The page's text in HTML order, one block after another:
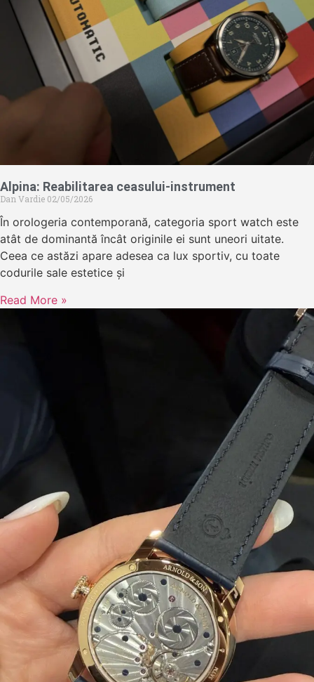
Alpina: Reabilitarea ceasului-instrument
Dan Vardie 02/05/2026
În orologeria contemporană, categoria sport watch este
atât de dominantă încât originile ei sunt uneori uitate.
Ceea ce astăzi apare adesea ca lux sportiv, cu toate
codurile sale estetice și
Read More »